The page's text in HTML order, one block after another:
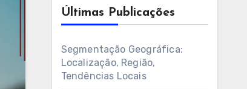
Últimas Publicações
Segmentação Geográfica:
Localização, Região,
Tendências Locais